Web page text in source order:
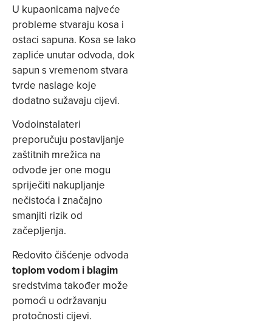
U kupaonicama najveće
probleme stvaraju kosa i
ostaci sapuna. Kosa se lako
zapliće unutar odvoda, dok
sapun s vremenom stvara
tvrde naslage koje
dodatno sužavaju cijevi.
Vodoinstalateri
preporučuju postavljanje
zaštitnih mrežica na
odvode jer one mogu
spriječiti nakupljanje
nečistoća i značajno
smanjiti rizik od
začepljenja.
Redovito čišćenje odvoda
toplom vodom i blagim
sredstvima također može
pomoći u održavanju
protočnosti cijevi.